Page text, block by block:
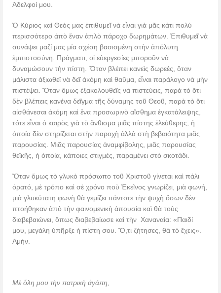
Ἀδελφοί μου.
Ὁ Κύριος καὶ Θεός μας ἐπιθυμεῖ νὰ εἶναι γιὰ μᾶς κάτι πολὺ
περισσότερο ἀπὸ ἕναν ἁπλὸ πάροχο δωρημάτων. Ἐπιθυμεῖ νὰ
συνάψει μαζί μας μία σχέση βασισμένη στὴν ἀπόλυτη
ἐμπιστοσύνη. Πράγματι, οἱ εὐεργεσίες μποροῦν νὰ
δυναμώσουν τὴν πίστη. Ὅταν βλέπει κανεὶς δωρεές, ὅταν
μάλιστα ἀξιωθεῖ νὰ δεῖ ἀκόμη καὶ θαῦμα, εἶναι παράλογο νὰ μὴν
πιστέψει. Ὅταν ὅμως ἐξακολουθεῖς νὰ πιστεύεις, παρὰ τὸ ὅτι
δὲν βλέπεις κανένα δεῖγμα τῆς δύναμης τοῦ Θεοῦ, παρὰ τὸ ὅτι
αἰσθάνεσαι ἀκόμη καὶ ἕνα προσωρινὸ αἴσθημα ἐγκατάλειψης,
τότε εἶναι ὁ καιρὸς γιὰ τὸ ἄνθισμα μιᾶς πίστης ἐλεύθερης, ἡ
ὁποία δὲν στηρίζεται στὴν παροχὴ ἀλλὰ στὴ βεβαιότητα μιᾶς
παρουσίας. Μιᾶς παρουσίας ἀναμφίβολης, μιᾶς παρουσίας
θεϊκῆς, ἡ ὁποία, κάποιες στιγμές, παραμένει στὸ σκοτάδι.
Ὅταν ὅμως τὸ γλυκὸ πρόσωπο τοῦ Χριστοῦ γίνεται καὶ πάλι
ὁρατό, μὲ τρόπο καὶ σὲ χρόνο ποὺ Ἐκεῖνος γνωρίζει, μιὰ φωνή,
μιὰ γλυκύτατη φωνὴ θὰ γεμίζει πάντοτε τὴν ψυχὴ ὅσων δὲν
πτοήθηκαν ἀπὸ τὴν φαινομενικὴ ἀπουσία καὶ θὰ τοὺς
διαβεβαιώνει, ὅπως διαβεβαίωσε καὶ τὴν Χαναναία: «Παιδί
μου, μεγάλη ὑπῆρξε ἡ πίστη σου. Ὅ,τι ζήτησες, θὰ τὸ ἔχεις».
Ἀμήν.
Μὲ ὅλη μου τὴν πατρικὴ ἀγάπη,